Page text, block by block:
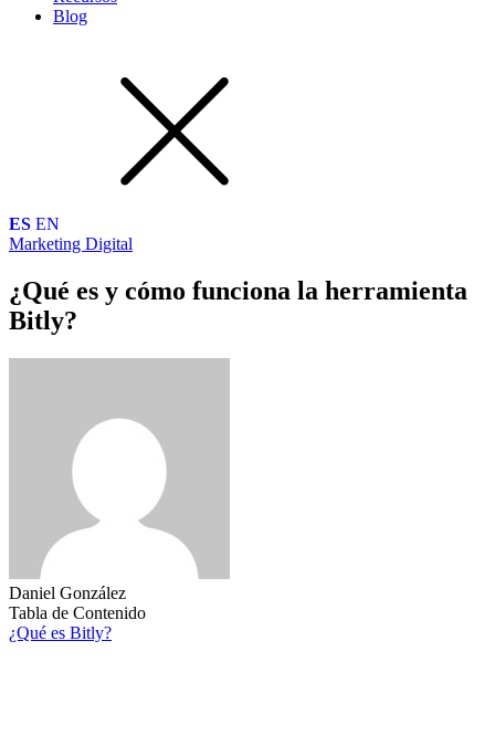
Blog
ES EN
Marketing Digital
¿Qué es y cómo funciona la herramienta
Bitly?
Daniel González
Tabla de Contenido
¿Qué es Bitly?